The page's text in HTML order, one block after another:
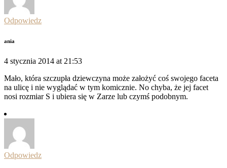
Odpowiedz
ania
4 stycznia 2014 at 21:53
Mało, która szczupła dziewczyna może założyć coś swojego faceta
na ulicę i nie wyglądać w tym komicznie. No chyba, że jej facet
nosi rozmiar S i ubiera się w Zarze lub czymś podobnym.
Odpowiedz